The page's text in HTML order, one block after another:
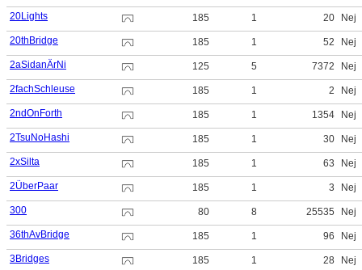
20Lights
185 1 20
Nej
20thBridge
185 1 52
Nej
2aSidanÄrNi
125 5 7372
Nej
2fachSchleuse
185 1 2
Nej
2ndOnForth
185 1 1354
Nej
2TsuNoHashi
185 1 30
Nej
2xSilta
185 1 63
Nej
2ÜberPaar
185 1 3
Nej
300
80 8 25535
Nej
36thAvBridge
185 1 96
Nej
3Bridges
185 1 28
Nej